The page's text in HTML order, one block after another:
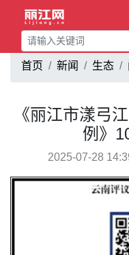
首页 新闻 生态
《丽江市漾弓
例》
2025-07-28